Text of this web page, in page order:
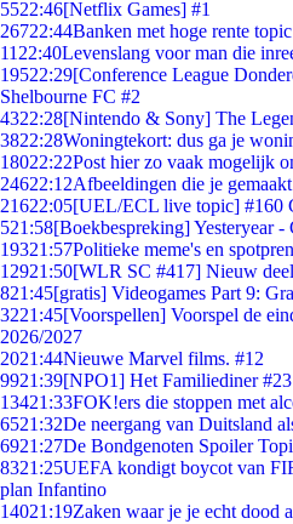
5522:46[Netflix Games] #1
26722:44Banken met hoge rente
11 22:40Levenslang voor man die
19522:29[Conference League
Shelbourne FC #2
4322:28[Nintendo & Sony] The
3822:28Woningtekort: dus ga je
18022:22Post hier zo vaak mogelijk
24622:12Afbeeldingen die je
21622:05[UEL/ECL live topic]
521:58[Boekbespreking] Yesteryear
19321:57Politieke meme's en
12921:50[WLR SC #417] Nieuw
821:45[gratis] Videogames Part 9:
3221:45[Voorspellen] Voorspel de
2026/2027
2021:44Nieuwe Marvel films. #12
9921:39[NPO1] Het Familiediner
13421:33FOK!ers die stoppen met
6521:32De neergang van Duitsland
6921:27De Bondgenoten Spoiler
8321:25UEFA kondigt boycot van
plan Infantino
14021:19Zaken waar je je echt dood